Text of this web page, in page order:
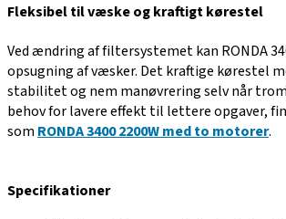
Fleksibel til væske og kraftigt kørestel
Ved ændring af filtersystemet kan RONDA
opsugning af væsker. Det kraftige kørestel
stabilitet og nem manøvrering selv når
behov for lavere effekt til lettere opgaver,
som RONDA 3400 2200W med to motorer.
Specifikationer